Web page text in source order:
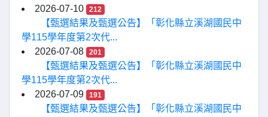
2026-07-10
212
【甄選結果及甄選公告】「彰化縣立溪湖國民中
學115學年度第2次代...
2026-07-08
201
【甄選結果及甄選公告】「彰化縣立溪湖國民中
學115學年度第2次代...
2026-07-09
191
【甄選結果及甄選公告】「彰化縣立溪湖國民中